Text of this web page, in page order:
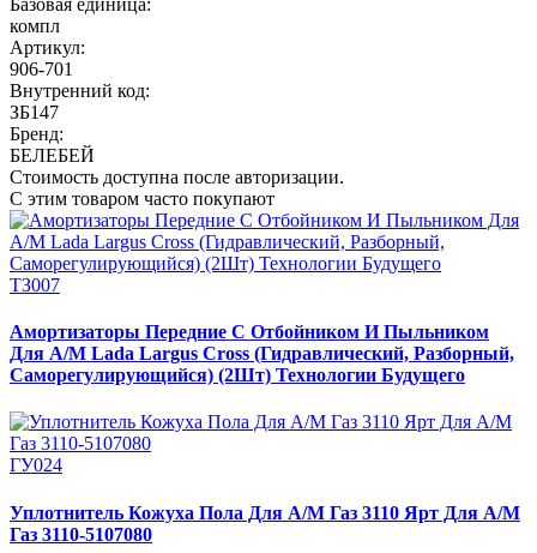
компл
Артикул:
906-701
Внутренний код:
ЗБ147
Бренд:
БЕЛЕБЕЙ
Стоимость доступна после авторизации.
С этим товаром часто покупают
ТЗ007
Амортизаторы Передние С Отбойником И Пыльником
Для А/М Lada Largus Cross (Гидравлический, Разборный,
Саморегулирующийся) (2Шт) Технологии Будущего
ГУ024
Уплотнитель Кожуха Пола Для А/М Газ 3110 Ярт Для А/М
Газ 3110-5107080